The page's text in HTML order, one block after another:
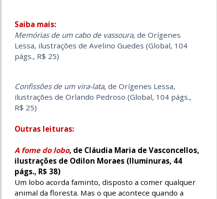
Saiba mais:
Memórias de um cabo de vassoura, de Orígenes
Lessa, ilustrações de Avelino Guedes (Global, 104
págs., R$ 25)
Confissões de um vira-lata, de Orígenes Lessa,
ilustrações de Orlando Pedroso (Global, 104 págs.,
R$ 25)
Outras leituras:
A fome do lobo, de Cláudia Maria de Vasconcellos,
ilustrações de Odilon Moraes (Iluminuras, 44
págs., R$ 38)
Um lobo acorda faminto, disposto a comer qualquer
animal da floresta. Mas o que acontece quando a